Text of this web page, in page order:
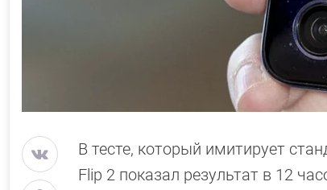
В тесте, который имитирует
Flip 2 показал результат в 12